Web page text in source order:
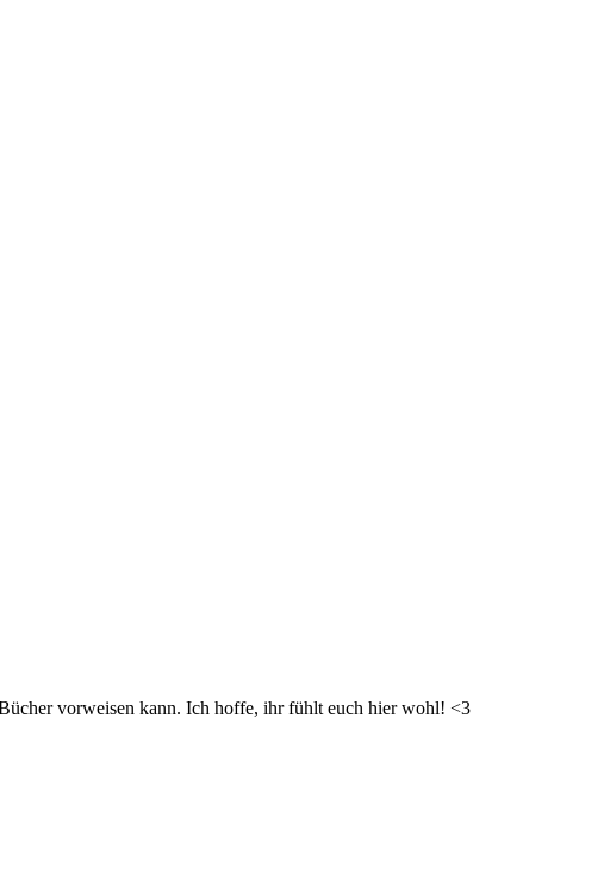
vorweisen kann. Ich hoffe, ihr fühlt euch hier wohl! <3